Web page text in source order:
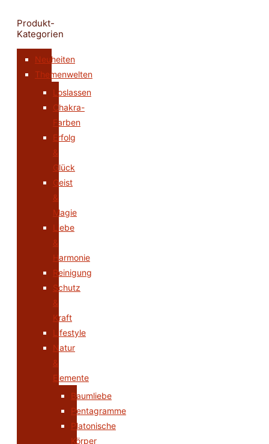
Produkt-
Kategorien
Neuheiten
Themenwelten
Loslassen
Chakra-
Farben
Erfolg
&
Glück
Geist
&
Magie
Liebe
&
Harmonie
Reinigung
Schutz
&
Kraft
Lifestyle
Natur
&
Elemente
Baumliebe
Pentagramme
Platonische
Körper